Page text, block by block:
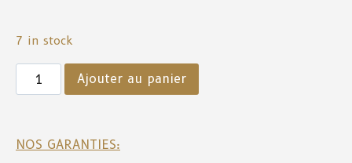
7 in stock
Ajouter au panier
NOS GARANTIES: